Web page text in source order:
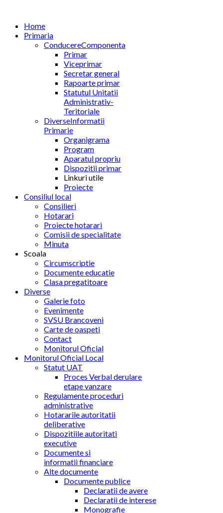
Home
Primaria
ConducereComponenta
Primar
Viceprimar
Secretar general
Rapoarte primar
Statutul Unitatii
Administrativ-
Teritoriale
DiverseInformatii
Primarie
Organigrama
Program
Aparatul propriu
Dispozitii primar
Linkuri utile
Proiecte
Consiliul local
Consilieri
Hotarari
Proiecte hotarari
Comisii de specialitate
Minuta
Scoala
Circumscriptie
Documente educatie
Clasa pregatitoare
Diverse
Galerie foto
Evenimente
SVSU Brancoveni
Carte de oaspeti
Contact
Monitorul Oficial
Monitorul Oficial Local
Statut UAT
Proces Verbal derulare
etape vanzare
Regulamente proceduri
administrative
Hotararile autoritatii
deliberative
Dispozitiile autoritati
executive
Documente si
informatii financiare
Alte documente
Documente publice
Declaratii de avere
Declaratii de interese
Monografie